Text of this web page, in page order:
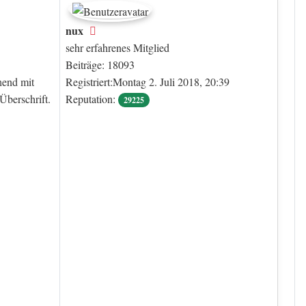
nux
sehr erfahrenes Mitglied
Beiträge: 18093
Registriert:Montag 2. Juli 2018, 20:39
Reputation:
29225
mit